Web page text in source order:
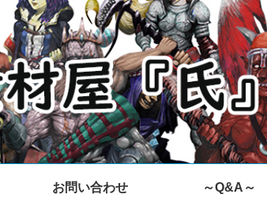
お問い合わせ ～Q&A～